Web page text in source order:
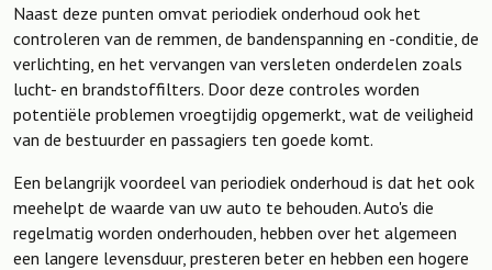
Naast deze punten omvat periodiek onderhoud ook het
controleren van de remmen, de bandenspanning en -conditie, de
verlichting, en het vervangen van versleten onderdelen zoals
lucht- en brandstoffilters. Door deze controles worden
potentiële problemen vroegtijdig opgemerkt, wat de veiligheid
van de bestuurder en passagiers ten goede komt.
Een belangrijk voordeel van periodiek onderhoud is dat het ook
meehelpt de waarde van uw auto te behouden. Auto's die
regelmatig worden onderhouden, hebben over het algemeen
een langere levensduur, presteren beter en hebben een hogere